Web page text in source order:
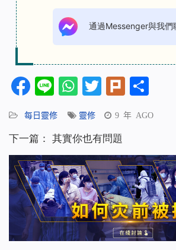
通過Messenger與我們
Facebook
LineWhatsApp
Twitter
Plurk
每日靈修 靈修 9 年 AGO
下一篇： 其實你也有問題